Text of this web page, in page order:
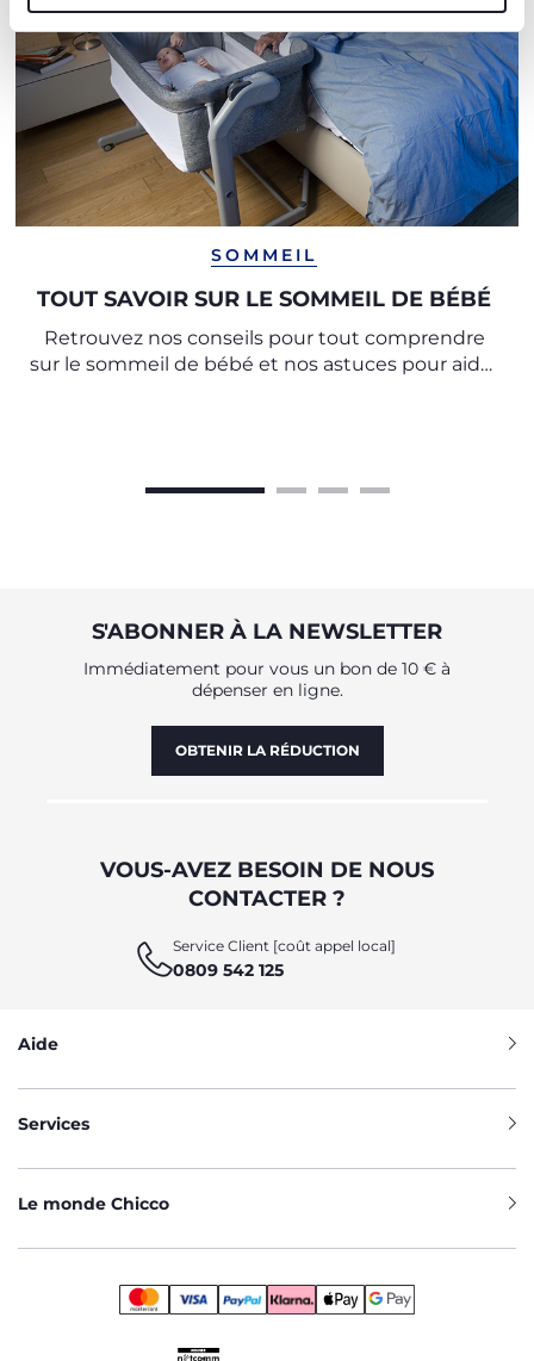
SOMMEIL
TOUT SAVOIR SUR LE SOMMEIL DE BÉBÉ
Retrouvez nos conseils pour tout comprendre
sur le sommeil de bébé et nos astuces pour aider
S'ABONNER À LA NEWSLETTER
Immédiatement pour vous un bon de 10 € à
dépenser en ligne.
OBTENIR LA RÉDUCTION
VOUS-AVEZ BESOIN DE NOUS
CONTACTER ?
Service Client [coût appel local]
0809 542 125
Aide
Services
Le monde Chicco